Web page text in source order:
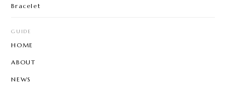
Bracelet
GUIDE
HOME
ABOUT
NEWS